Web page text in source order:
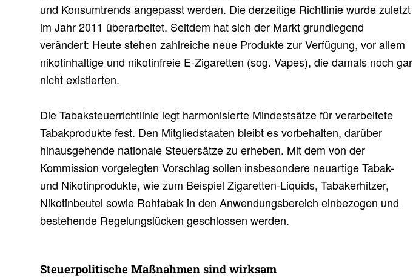
und Konsumtrends angepasst werden. Die derzeitige Richtlinie wurde zuletzt
im Jahr 2011 überarbeitet. Seitdem hat sich der Markt grundlegend
verändert: Heute stehen zahlreiche neue Produkte zur Verfügung, vor allem
nikotinhaltige und nikotinfreie E-Zigaretten (sog. Vapes), die damals noch gar
nicht existierten.
Die Tabaksteuerrichtlinie legt harmonisierte Mindestsätze für verarbeitete
Tabakprodukte fest. Den Mitgliedstaaten bleibt es vorbehalten, darüber
hinausgehende nationale Steuersätze zu erheben. Mit dem von der
Kommission vorgelegten Vorschlag sollen insbesondere neuartige Tabak-
und Nikotinprodukte, wie zum Beispiel Zigaretten-Liquids, Tabakerhitzer,
Nikotinbeutel sowie Rohtabak in den Anwendungsbereich einbezogen und
bestehende Regelungslücken geschlossen werden.
Steu­er­po­li­ti­sche Maßnahmen sind wirksam